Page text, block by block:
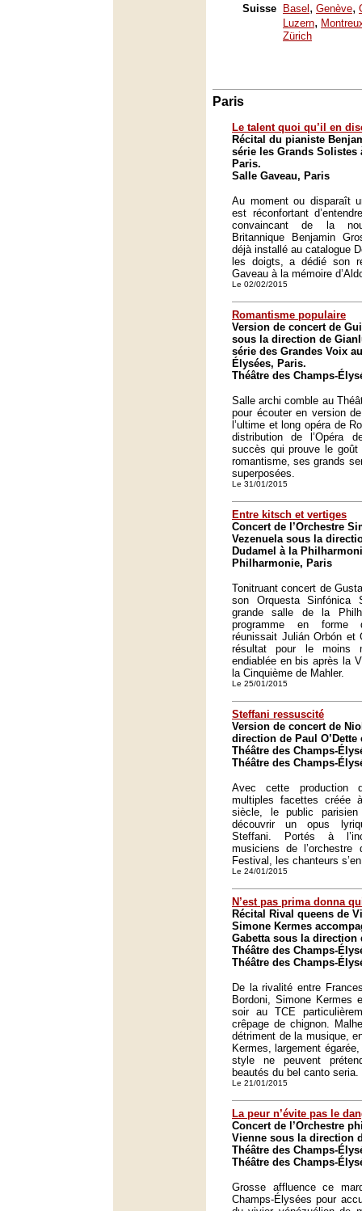
Suisse Basel , Genève,
Luzern,
Zürich
Paris
Le talent quoi qu’il en
Récital du pianiste
série les Grands Solistes
Paris.
Salle Gaveau, Paris
Au moment ou disparaît
est réconfortant
convaincant de la
Britannique Benjamin
déjà installé au catalogue
les doigts, a dédié son
Gaveau à la mémoire
Le 02/02/2015
Romantisme populaire
Version de concert de
sous la direction de
série des Grandes Voix
Élysées, Paris.
Théâtre des Champs-
Salle archi comble au
pour écouter en version
l’ultime et long opéra de
distribution de l’Opéra
succès qui prouve le
romantisme, ses grands
superposées.
Le 31/01/2015
Entre kitsch et vertiges
Concert de l’Orchestre
Vezenuela sous la
Dudamel à la
Philharmonie, Paris
Tonitruant concert de
son Orquesta Sinfónica
grande salle de la
programme en forme
réunissait Julián Orbón et
résultat pour le moins
endiablée en bis après la
la Cinquième de Mahler.
Le 25/01/2015
Steffani ressuscité
Version de concert de
direction de Paul
Théâtre des Champs-
Théâtre des Champs-
Avec cette production
multiples facettes
siècle, le public
découvrir un opus
Steffani. Portés à
musiciens de
Festival, les chanteurs
Le 24/01/2015
N’est pas prima donna
Récital Rival queens de
Simone Kermes
Gabetta sous la direction
Théâtre des Champs-
Théâtre des Champs-
De la rivalité entre
Bordoni, Simone Kermes
soir au TCE
crêpage de chignon.
détriment de la musique,
Kermes, largement
style ne peuvent
beautés du bel canto seria.
Le 21/01/2015
La peur n’évite pas le
Concert de l’Orchestre
Vienne sous la direction
Théâtre des Champs-
Théâtre des Champs-
Grosse affluence ce
Champs-Élysées pour